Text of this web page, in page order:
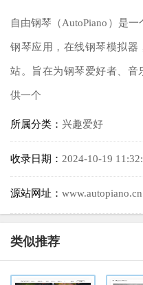
自由钢琴（AutoPiano）是
钢琴应用，在线钢琴模拟器
站。旨在为钢琴爱好者、音
供一个
所属分类： 兴趣爱好
收录日期： 2024-10-19
源站网址： www.autopiano.cn
类似推荐